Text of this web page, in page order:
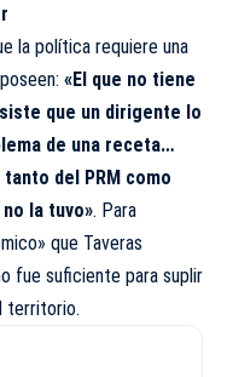
la política requiere una
«El que no tiene
que un dirigente lo
de una receta…
del PRM como
la tuvo». Para
que Taveras
fue suficiente para suplir
territorio.